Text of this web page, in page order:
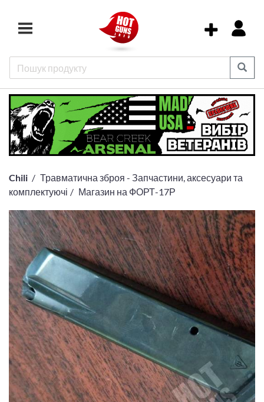
Chili
Травматична зброя - Запчастини, аксесуари та
комплектуючі
Магазин на ФОРТ-17Р